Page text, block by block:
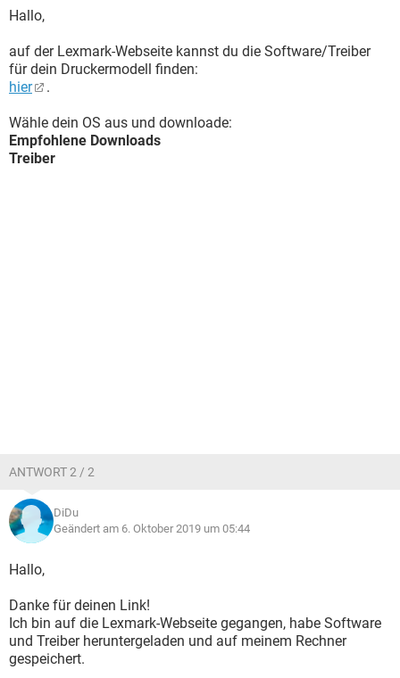
Hallo,
auf der Lexmark-Webseite kannst du die Software/Treiber
für dein Druckermodell finden:
hier
.
Wähle dein OS aus und downloade:
Empfohlene Downloads
Treiber
ANTWORT 2 / 2
DiDu
Geändert am 6. Oktober 2019 um 05:44
Hallo,
Danke für deinen Link!
Ich bin auf die Lexmark-Webseite gegangen, habe Software
und Treiber heruntergeladen und auf meinem Rechner
gespeichert.